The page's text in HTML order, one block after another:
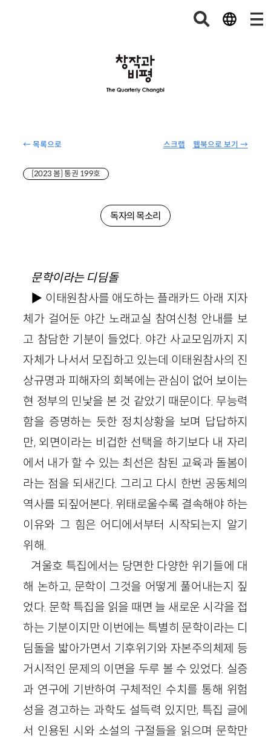
← 목록으로 웹북으로 보기 →
스크랩
[2023 봄] 통권 199호
독자의 목소리
문학이라는 디딤돌
▶ 이태원참사를 애도하는 플래카드 아래 지자
체가 걸어둔 야간 노래교실 참여신청 안내를 보
고 참담한 기분이 들었다. 야간 사교모임까지 지
자체가 나서서 모집하고 있는데 이태원참사의 진
상규명과 피해자의 회복에는 관심이 없어 보이는
현 정부의 민낯을 본 것 같았기 때문이다. 무능력
함을 증명하는 듯한 정치상황을 보며 답답하지
만, 외면이라는 비겁한 선택을 하기보다 내 자리
에서 내가 할 수 있는 최선은 참된 교육과 돌봄이
라는 점을 되새긴다. 그리고 다시 한번 공동체의
역사를 되짚어본다. 위태로울수록 결속해야 하는
이유와 그 힘은 어디에서부터 시작되는지 알기
위해.
겨울호 특집에서는 당면한 다양한 위기들에 대
해 논하고, 문학이 그것을 어떻게 풀어내는지 짚
었다. 문학 특집을 읽을 때면 늘 새로운 시각을 접
하는 기분이지만 이번에는 특별히 문학이라는 디
딤돌을 밟아가면서 기후위기와 자본주의체제 등
거시적인 문제의 이면을 두루 볼 수 있었다. 실증
과 연구에 기반하여 구체적인 수치를 통해 위험
성을 경고하는 과학도 설득력 있지만, 특집 글에
서 인용된 시와 소설의 구절들을 읽으며 문학만